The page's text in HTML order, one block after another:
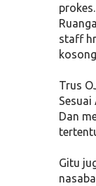
staff
Trus
Dan
Gitu